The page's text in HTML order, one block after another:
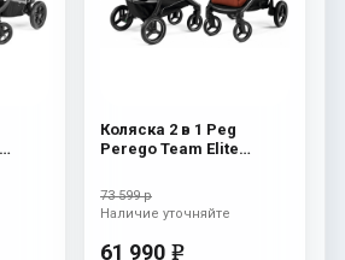
Коляска 2 в 1 Peg
Perego Team Elite
73 599 р
61 990 e
Наличие уточняйте